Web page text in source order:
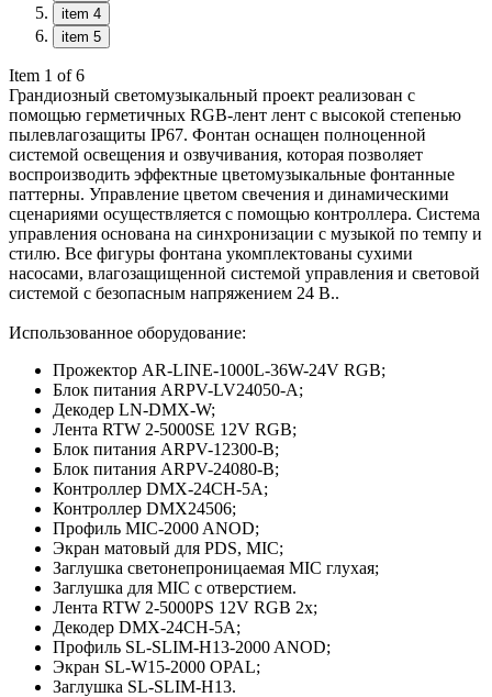
item 4
item 5
Item 1 of 6
Грандиозный светомузыкальный проект реализован с
помощью герметичных RGB-лент лент с высокой степенью
пылевлагозащиты IP67. Фонтан оснащен полноценной
системой освещения и озвучивания, которая позволяет
воспроизводить эффектные цветомузыкальные фонтанные
паттерны. Управление цветом свечения и динамическими
сценариями осуществляется с помощью контроллера. Система
управления основана на синхронизации с музыкой по темпу и
стилю. Все фигуры фонтана укомплектованы сухими
насосами, влагозащищенной системой управления и световой
системой с безопасным напряжением 24 В..
Использованное оборудование:
Прожектор AR-LINE-1000L-36W-24V RGB;
Блок питания ARPV-LV24050-A;
Декодер LN-DMX-W;
Лента RTW 2-5000SE 12V RGB;
Блок питания ARPV-12300-B;
Блок питания ARPV-24080-B;
Контроллер DMX-24CH-5A;
Контроллер DMX24506;
Профиль MIC-2000 ANOD;
Экран матовый для PDS, MIC;
Заглушка светонепроницаемая MIC глухая;
Заглушка для MIC с отверстием.
Лента RTW 2-5000PS 12V RGB 2x;
Декодер DMX-24CH-5A;
Профиль SL-SLIM-H13-2000 ANOD;
Экран SL-W15-2000 OPAL;
Заглушка SL-SLIM-H13.